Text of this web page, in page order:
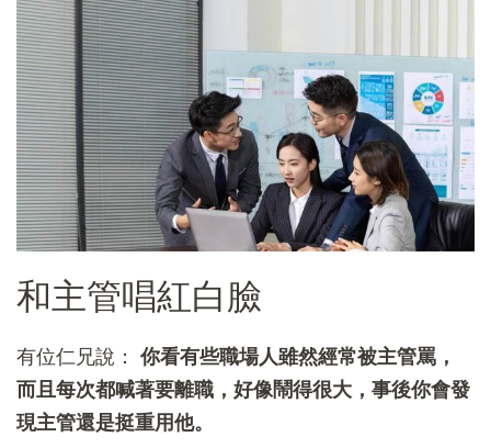
和主管唱紅白臉
有位仁兄說： 你看有些職場人雖然經常被主管罵，
而且每次都喊著要離職，好像鬧得很大，事後你會發
現主管還是挺重用他。